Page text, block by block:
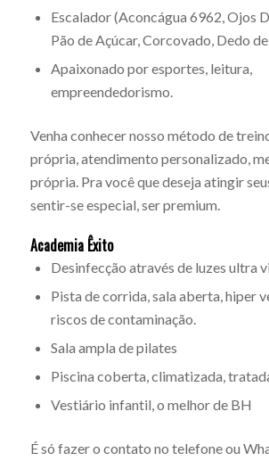
Escalador (Aconcágua 6962, Ojos
Pão de Açúcar, Corcovado, Dedo
Apaixonado por esportes, leitura,
empreendedorismo.
Venha conhecer nosso método de
própria, atendimento personalizado,
própria. Pra você que deseja atingir
sentir-se especial, ser premium.
Academia Êxito
Desinfecção através de luzes ultra
Pista de corrida, sala aberta, hiper
riscos de contaminação.
Sala ampla de pilates
Piscina coberta, climatizada,
Vestiário infantil, o melhor de BH
É só fazer o contato no telefone ou